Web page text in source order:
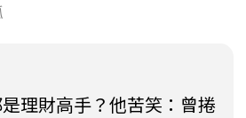
理財高手？他苦笑：曾捲